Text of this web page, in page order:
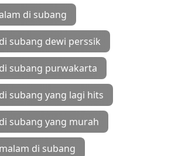
di subang
subang dewi perssik
subang purwakarta
subang yang lagi hits
subang yang murah
di subang